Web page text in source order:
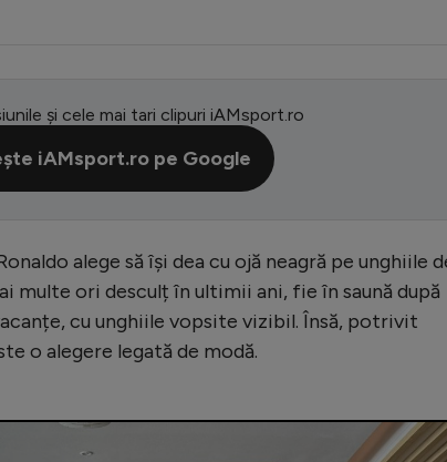
și cele mai tari clipuri iAMsport.ro
iAMsport.ro pe Google
alege să își dea cu ojă neagră pe unghiile
ori desculț în ultimii ani, fie în saună după
cu unghiile vopsite vizibil. Însă, potrivit
o alegere legată de modă.